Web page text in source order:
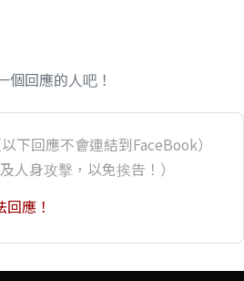
個回應的人吧！
以下回應不會連結到FaceBook）
人身攻擊，以免挨告！）
回應！